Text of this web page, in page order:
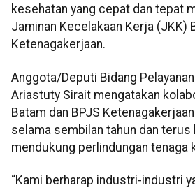
kesehatan yang cepat dan tepat
Jaminan Kecelakaan Kerja (JKK)
Ketenagakerjaan.
Anggota/Deputi Bidang
Ariastuty Sirait mengatakan
Batam dan BPJS
selama sembilan tahun dan
mendukung perlindungan tenaga
“Kami berharap industri-industri